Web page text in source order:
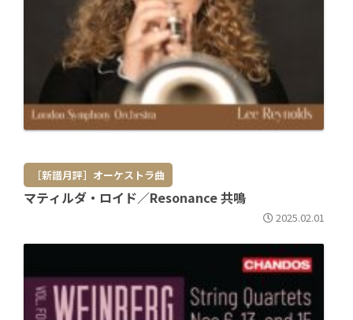
［新譜月評］オーケストラ曲
マティルダ・ロイド／Resonance 共鳴
2025.02.01